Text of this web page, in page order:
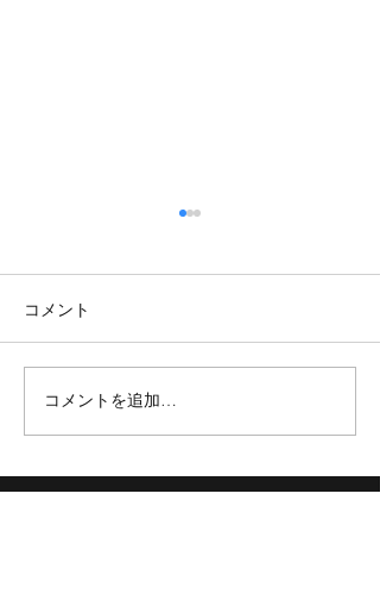
【TOKYOBB】新加入選手紹
介✨
コメント
コメントを追加…